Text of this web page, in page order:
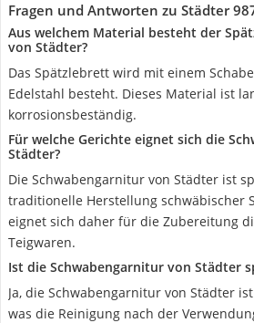
Fragen und Antworten zu Städter
Aus welchem Material besteht der
von Städter?
Das Spätzlebrett wird mit einem
Edelstahl besteht. Dieses Material ist
korrosionsbeständig.
Für welche Gerichte eignet sich die
Städter?
Die Schwabengarnitur von Städter ist
traditionelle Herstellung schwäbischer
eignet sich daher für die Zubereitung
Teigwaren.
Ist die Schwabengarnitur von Städter
Ja, die Schwabengarnitur von Städter
was die Reinigung nach der